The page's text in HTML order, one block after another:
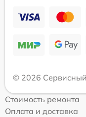
© 2026
Стоимость ремонта
Оплата и доставка